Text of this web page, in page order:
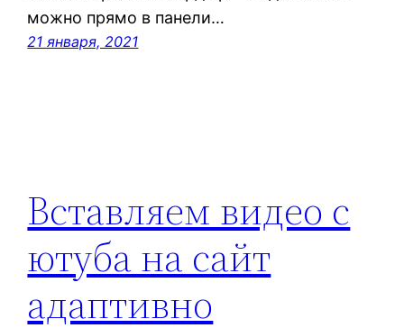
можно прямо в панели…
21 января, 2021
Вставляем видео с
ютуба на сайт
адаптивно